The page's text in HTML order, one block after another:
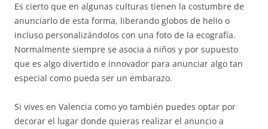
Es cierto que en algunas culturas tienen la costumbre de
anunciarlo de esta forma, liberando globos de helio o
incluso personalizándolos con una foto de la ecografía.
Normalmente siempre se asocia a niños y por supuesto
que es algo divertido e innovador para anunciar algo tan
especial como pueda ser un embarazo.
Si vives en Valencia como yo también puedes optar por
decorar el lugar donde quieras realizar el anuncio a